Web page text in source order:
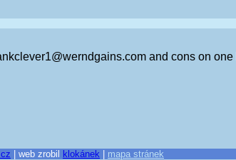
and cons on
| web zrobil klokánek mapa stránek